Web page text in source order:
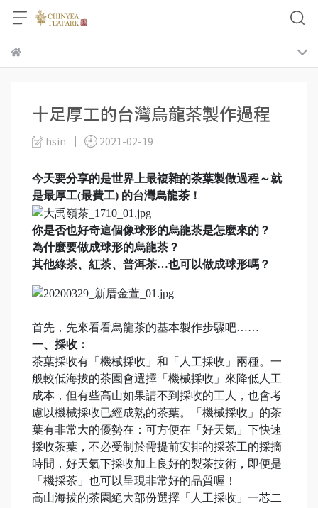
十足厚工的台灣烏龍茶製作過程
hsin 2021-02-19
今天要分享的是世界上最複雜的茶葉製做過程～就
是最厚工(最費工) 的台灣烏龍茶！
你是否也好奇這個像球形的烏龍茶是怎麼來的？
為什麼要做成球形的烏龍茶？
其他綠茶、紅茶、普洱茶…也可以做成球形嗎？
首先，先來看看烏龍茶的基本製作步驟吧……
一、採收：
茶葉採收有「機械採收」和「人工採收」兩種。一
般較低海拔的茶園會選擇「機械採收」來降低人工
成本，但有些高山如果請不到採收的工人，也會考
慮以機械採收已經成熟的茶葉。「機械採收」的茶
葉有非常大的優勢在：可方便在「好天氣」下快速
採收茶葉，不必受制於需提前安排的採茶工的採摘
時間，好天氣下採收加上良好的製茶技術，即便是
「機採茶」也可以呈現非常好的品質喔！
高山海拔的茶園絕大部份選擇「人工採收」一芯二